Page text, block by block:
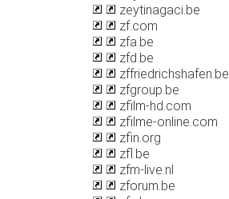
zeytinagaci.be
zf.com
zfa.be
zfd.be
zffriedrichshafen.be
zfgroup.be
zfilm-hd.com
zfilme-online.com
zfin.org
zfl.be
zfm-live.nl
zforum.be